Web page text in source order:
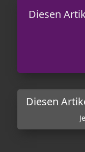
Diesen
Diesen